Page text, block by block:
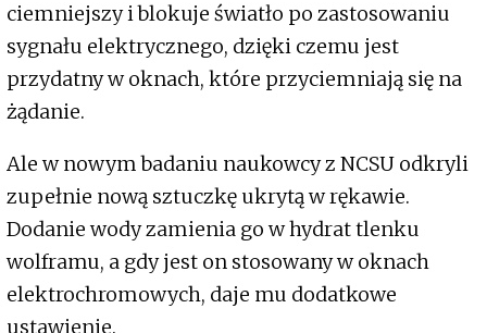
ciemniejszy i blokuje światło po zastosowaniu
sygnału elektrycznego, dzięki czemu jest
przydatny w oknach, które przyciemniają się na
żądanie.
Ale w nowym badaniu naukowcy z NCSU odkryli
zupełnie nową sztuczkę ukrytą w rękawie.
Dodanie wody zamienia go w hydrat tlenku
wolframu, a gdy jest on stosowany w oknach
elektrochromowych, daje mu dodatkowe
ustawienie.